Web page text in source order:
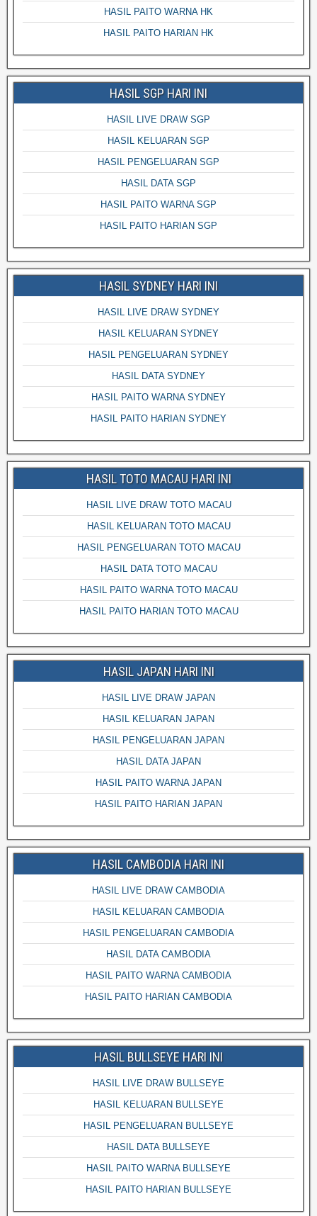
HASIL PAITO WARNA HK
HASIL PAITO HARIAN HK
HASIL SGP HARI INI
HASIL LIVE DRAW SGP
HASIL KELUARAN SGP
HASIL PENGELUARAN SGP
HASIL DATA SGP
HASIL PAITO WARNA SGP
HASIL PAITO HARIAN SGP
HASIL SYDNEY HARI INI
HASIL LIVE DRAW SYDNEY
HASIL KELUARAN SYDNEY
HASIL PENGELUARAN SYDNEY
HASIL DATA SYDNEY
HASIL PAITO WARNA SYDNEY
HASIL PAITO HARIAN SYDNEY
HASIL TOTO MACAU HARI INI
HASIL LIVE DRAW TOTO MACAU
HASIL KELUARAN TOTO MACAU
HASIL PENGELUARAN TOTO MACAU
HASIL DATA TOTO MACAU
HASIL PAITO WARNA TOTO MACAU
HASIL PAITO HARIAN TOTO MACAU
HASIL JAPAN HARI INI
HASIL LIVE DRAW JAPAN
HASIL KELUARAN JAPAN
HASIL PENGELUARAN JAPAN
HASIL DATA JAPAN
HASIL PAITO WARNA JAPAN
HASIL PAITO HARIAN JAPAN
HASIL CAMBODIA HARI INI
HASIL LIVE DRAW CAMBODIA
HASIL KELUARAN CAMBODIA
HASIL PENGELUARAN CAMBODIA
HASIL DATA CAMBODIA
HASIL PAITO WARNA CAMBODIA
HASIL PAITO HARIAN CAMBODIA
HASIL BULLSEYE HARI INI
HASIL LIVE DRAW BULLSEYE
HASIL KELUARAN BULLSEYE
HASIL PENGELUARAN BULLSEYE
HASIL DATA BULLSEYE
HASIL PAITO WARNA BULLSEYE
HASIL PAITO HARIAN BULLSEYE